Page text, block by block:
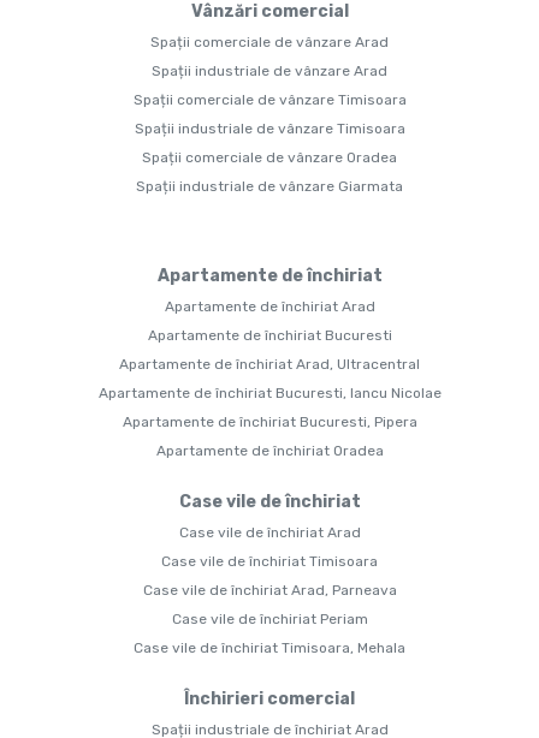
Vânzări comercial
Spații comerciale de vânzare Arad
Spații industriale de vânzare Arad
Spații comerciale de vânzare Timisoara
Spații industriale de vânzare Timisoara
Spații comerciale de vânzare Oradea
Spații industriale de vânzare Giarmata
Apartamente de închiriat
Apartamente de închiriat Arad
Apartamente de închiriat Bucuresti
Apartamente de închiriat Arad, Ultracentral
Apartamente de închiriat Bucuresti, Iancu Nicolae
Apartamente de închiriat Bucuresti, Pipera
Apartamente de închiriat Oradea
Case vile de închiriat
Case vile de închiriat Arad
Case vile de închiriat Timisoara
Case vile de închiriat Arad, Parneava
Case vile de închiriat Periam
Case vile de închiriat Timisoara, Mehala
Închirieri comercial
Spații industriale de închiriat Arad